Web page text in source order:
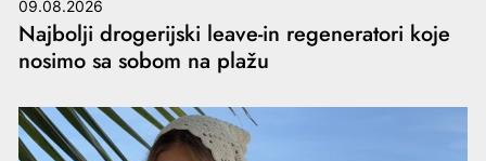
09.08.2026
Najbolji drogerijski leave-in regeneratori koje
nosimo sa sobom na plažu